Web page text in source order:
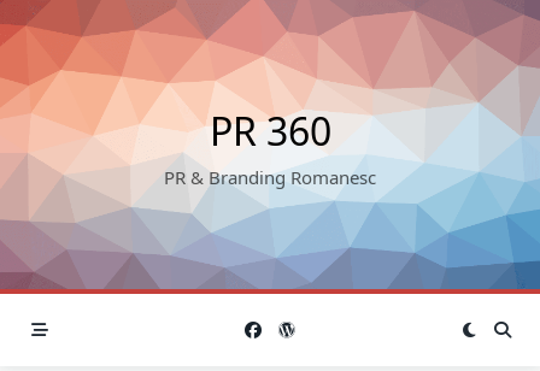
Skip
to
content
PR 360
PR & Branding Romanesc